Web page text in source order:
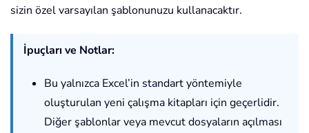
sizin özel varsayılan şablonunuzu kullanacaktır.
İpuçları ve Notlar:
Bu yalnızca Excel’in standart yöntemiyle
oluşturulan yeni çalışma kitapları için geçerlidir.
Diğer şablonlar veya mevcut dosyaların açılması